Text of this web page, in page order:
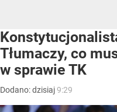
Tłumaczy, co
w sprawie TK
Dodano:dzisiaj9:29